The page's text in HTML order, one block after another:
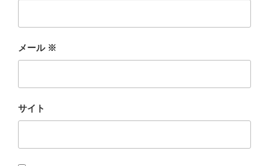
メール ※
サイト